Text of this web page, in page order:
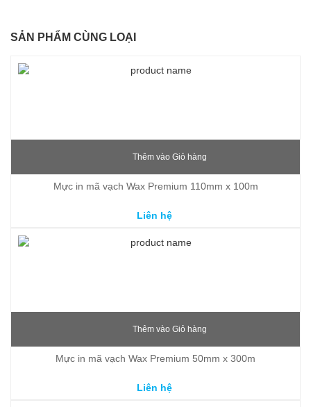
SẢN PHẨM CÙNG LOẠI
Thêm vào Giỏ hàng
Mực in mã vạch Wax Premium 110mm x 100m
Liên hệ
Thêm vào Giỏ hàng
Mực in mã vạch Wax Premium 50mm x 300m
Liên hệ